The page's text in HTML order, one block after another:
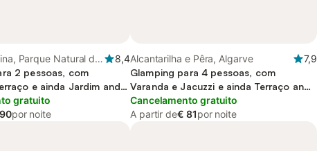
Parque Natural do
e Costa
8,4
2 pessoas, com
e ainda Jardim and
gratuito
por noite
Alcantarilha e Pêra, Algarve
7,9
Glamping para 4 pessoas, com
Varanda e Jacuzzi e ainda Terraço and
Jardim
Cancelamento gratuito
A partir de€ 81por noite